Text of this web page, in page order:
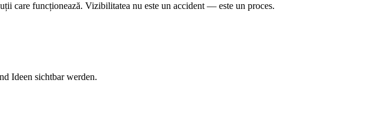
care funcționează. Vizibilitatea nu este un accident — este un proces.
Ideen sichtbar werden.